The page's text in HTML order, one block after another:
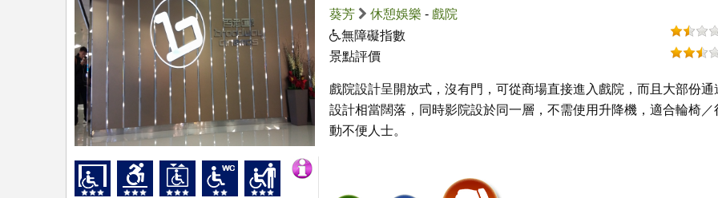
葵芳 休憩娛樂 - 戲院
無障礙指數
景點評價
戲院設計呈開放式，沒有門，可從商場直接進入戲院，而且大部份通
設計相當闊落，同時影院設於同一層，不需使用升降機，適合輪椅／
動不便人士。